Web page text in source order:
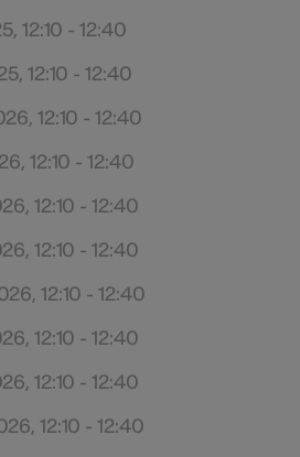
12:10 - 12:40
12:10 - 12:40
12:10 - 12:40
12:10 - 12:40
12:10 - 12:40
12:10 - 12:40
12:10 - 12:40
12:10 - 12:40
12:10 - 12:40
12:10 - 12:40